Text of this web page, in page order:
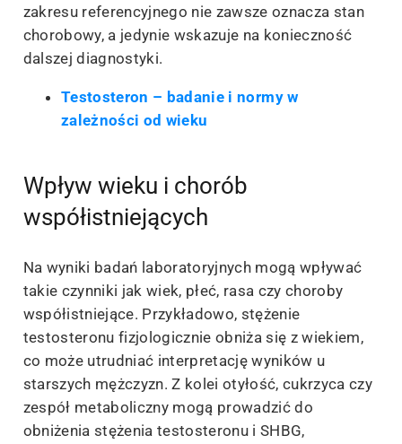
zakresu referencyjnego nie zawsze oznacza stan
chorobowy, a jedynie wskazuje na konieczność
dalszej diagnostyki.
Testosteron – badanie i normy w
zależności od wieku
Wpływ wieku i chorób
współistniejących
Na wyniki badań laboratoryjnych mogą wpływać
takie czynniki jak wiek, płeć, rasa czy choroby
współistniejące. Przykładowo, stężenie
testosteronu fizjologicznie obniża się z wiekiem,
co może utrudniać interpretację wyników u
starszych mężczyzn. Z kolei otyłość, cukrzyca czy
zespół metaboliczny mogą prowadzić do
obniżenia stężenia testosteronu i SHBG,